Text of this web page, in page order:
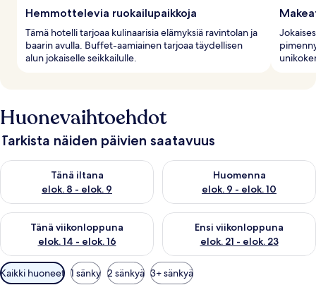
Hemmottelevia ruokailupaikkoja
Tämä hotelli tarjoaa kulinaarisia elämyksiä ravintolan ja
baarin avulla. Buffet-aamiainen tarjoaa täydellisen
alun jokaiselle seikkailulle.
Huonevaihtoehdot
Tarkista näiden päivien saatavuus
Tänä iltana
elok. 8 - elok. 9
Tarkista tämän illan saatavuus elok. 8 - elok. 9
Huomenna
elok. 9 - elok. 10
Tarkista huomisen saatavuus
Tänä viikonloppuna
elok. 14 - elok. 16
Tarkista tämän viikonlopun saatavuus elok. 14 - elok. 16
Ensi viikonloppuna
elok. 21 - elok. 23
Tarkista ensi viikonlopun
Huoneille
saatavilla
Kaikki huoneet 1 sänky 2 sänkyä 3+ sänkyä